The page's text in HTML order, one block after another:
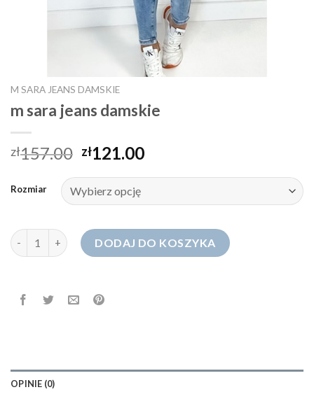
M SARA JEANS DAMSKIE
m sara jeans damskie
zł157.00 zł121.00
Rozmiar
ilość m sara jeans damskieDODAJ DO KOSZYKA
OPINIE (0)